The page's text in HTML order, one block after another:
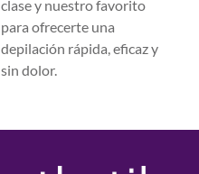
clase y nuestro favorito
para ofrecerte una
depilación rápida, eficaz y
sin dolor.